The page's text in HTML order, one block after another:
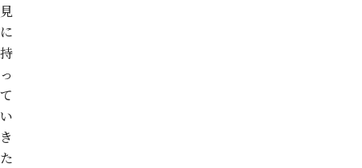
見
に
持
っ
て
い
き
た